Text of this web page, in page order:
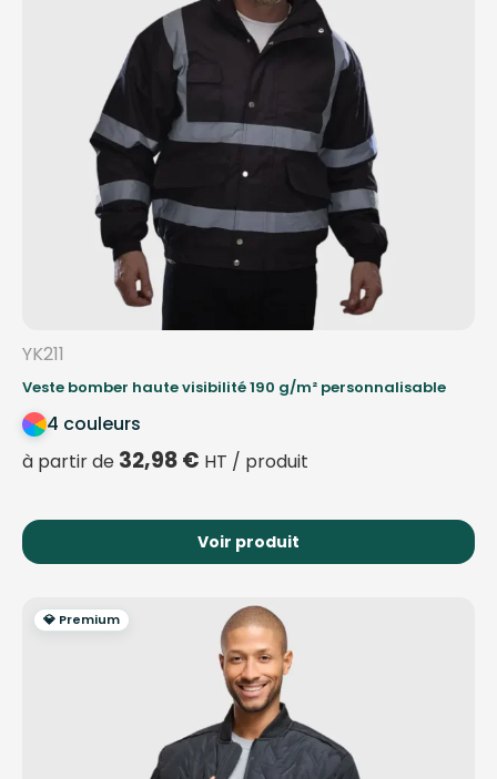
YK211
Veste bomber haute visibilité 190 g/m² personnalisable
4 couleurs
à partir de 32,98€ HT / produit
Voir produit
💎 Premium